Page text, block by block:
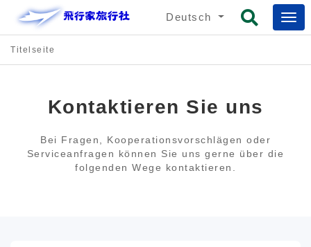
Deutsch
Titelseite
Kontaktieren Sie uns
Bei Fragen, Kooperationsvorschlägen oder
Serviceanfragen können Sie uns gerne über die
folgenden Wege kontaktieren.